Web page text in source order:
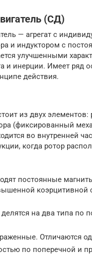
(СД)
— агрегат с
и индуктором с
улучшенными
и инерции. Имеет ряд
действия.
из двух элементов:
(фиксированный
во внутренней
когда ротор
постоянные
коэрцитивной
на два типа по
Отличаются
по поперечной и